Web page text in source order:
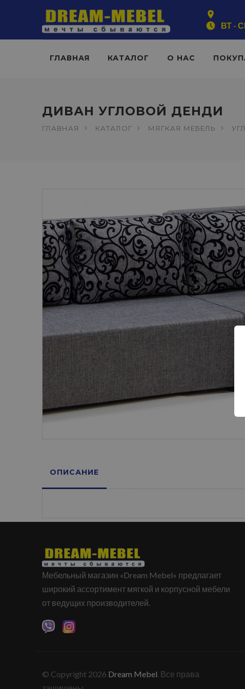
ВТ -
ГЛАВНАЯ КАТАЛОГ О НАС
ДИВАН УГЛОВОЙ ДЕНДИ
ГЛАВНАЯ КАТАЛОГ МЯГКАЯ МЕБЕЛЬ
ОПИСАНИЕ
Мебельный магазин «Dream Mebel» предлагает
широкий ассортимент мягкой и корпусной мебели
от ведущих производителей.
© Copyright 2026 Dream Mebel. Все права